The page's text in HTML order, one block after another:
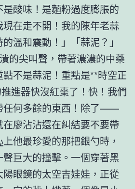
酸味！是麵粉過度膨脹的
在走不開！我的陳年老蒜
溫和震動！」「蒜泥？」
的尖叫聲，帶著濃濃的中藥
不是蒜泥！重點是**時空正
進器快沒紅棗了！快！我們
任何多餘的東西！除了——
廖沾沾還在糾結要不要帶
上他最珍愛的那把銀勺時，
巨大的撞擊。一個穿著黑
眼鏡的太空吉娃娃，正從